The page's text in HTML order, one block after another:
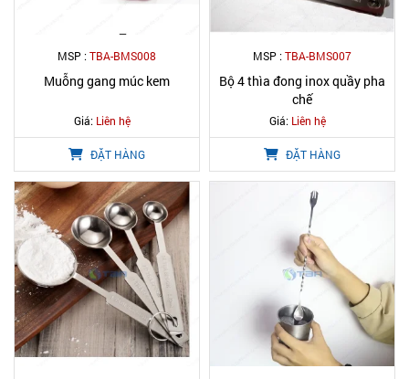
MSP :TBA-BMS008
Muỗng gang múc kem
Giá: Liên hệ
ĐẶT HÀNG
MSP :TBA-BMS007
Bộ 4 thìa đong inox quầy pha
chế
Giá: Liên hệ
ĐẶT HÀNG